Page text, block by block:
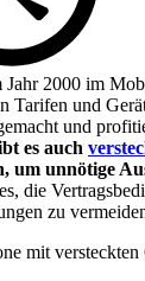
Jahr 2000 im
Tarifen und
und
es auch
um unnötige
die
zu